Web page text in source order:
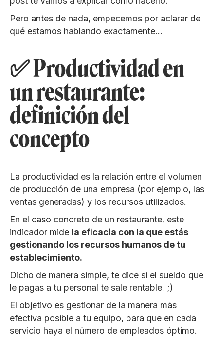
Pero antes de nada, empecemos por aclarar de
qué estamos hablando exactamente…
✅ Productividad en
un restaurante:
definición del
concepto
La productividad es la relación entre el volumen
de producción de una empresa (por ejemplo, las
ventas generadas) y los recursos utilizados.
En el caso concreto de un restaurante, este
indicador mide la eficacia con la que estás
gestionando los recursos humanos de tu
establecimiento.
Dicho de manera simple, te dice si el sueldo que
le pagas a tu personal te sale rentable. ;)
El objetivo es gestionar de la manera más
efectiva posible a tu equipo, para que en cada
servicio haya el número de empleados óptimo.